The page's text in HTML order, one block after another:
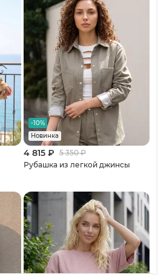
-10%
Новинка
4 815 ₽ 5 350₽
Рубашка из легкой джинсы